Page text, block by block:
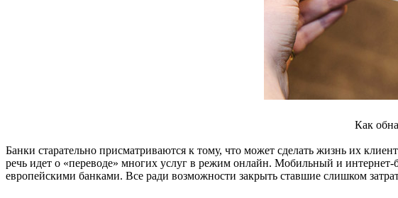
Как
Банки старательно присматриваются к тому, что может сделать жизнь их
речь идет о «переводе» многих услуг в режим онлайн. Мобильный и
европейскими банками. Все ради возможности закрыть ставшие слишком